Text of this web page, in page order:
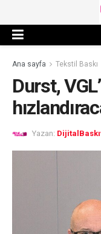
Ana sayfa Tekstil Baskı
Durst,
Yazan: